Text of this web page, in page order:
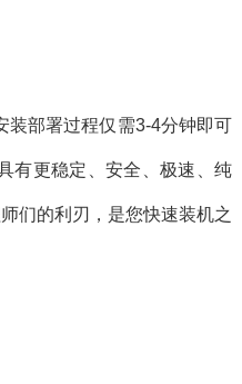
装部署过程仅需3-4分钟即可
有更稳定、安全、极速、纯
们的利刃，是您快速装机之